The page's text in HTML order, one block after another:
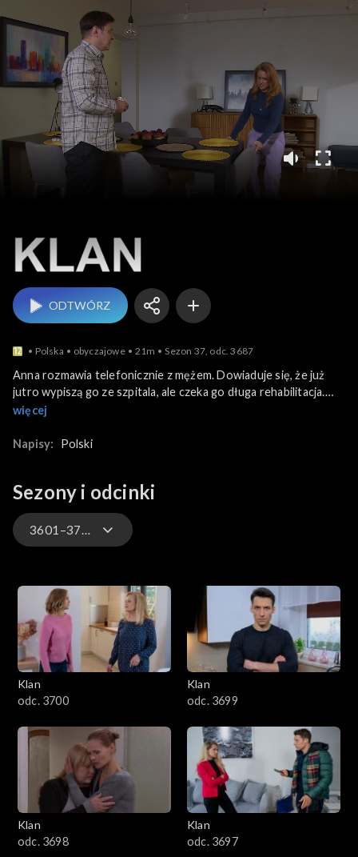
Klan
ODTWÓRZ
Polska obyczajowe 21m Sezon 37, odc. 3687
Anna rozmawia telefonicznie z mężem. Dowiaduje się, że już
jutro wypiszą go ze szpitala, ale czeka go długa rehabilitacja.
Wspomina przy młodych, że będzie potrzebowała większej ich
będzie trudno, bo Ilonka wyjedzie z Teosiem na wieś do starej
postaci dyżurów pielęgniarskich.
więcej
Napisy: Polski
Sezony i odcinki
3601–3700
4601–4700
4501–4600
4401–4500
4301–4400
4201–4300
4101–4200
Klan
odc. 3700
Klan
odc. 3699
Klan
odc. 3698
Klan
odc. 3697